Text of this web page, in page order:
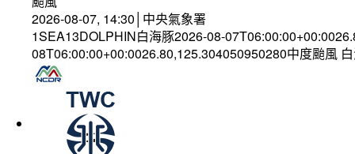
2026-08-07, 14:30│中央氣象署
1SEA13DOLPHIN白海豚2026-08-
08T06:00:00+00:0026.80,125.304050950280中度颱風